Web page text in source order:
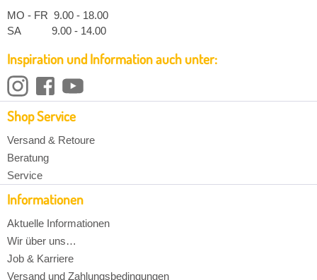
MO - FR 9.00 - 18.00
SA 9.00 - 14.00
Inspiration und Information auch unter:
Shop Service
Versand & Retoure
Beratung
Service
Informationen
Aktuelle Informationen
Wir über uns…
Job & Karriere
Versand und Zahlungsbedingungen